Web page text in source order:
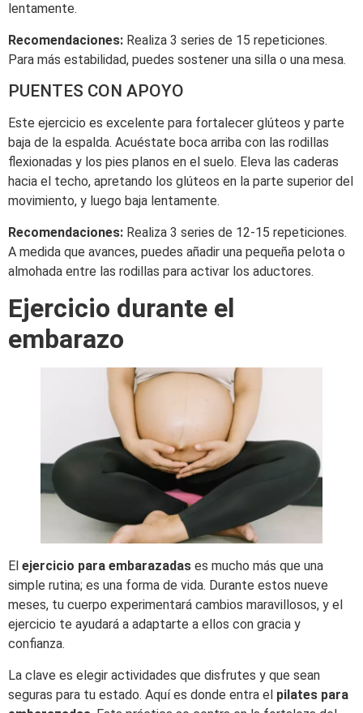
lentamente.
Recomendaciones: Realiza 3 series de 15 repeticiones.
Para más estabilidad, puedes sostener una silla o una mesa.
PUENTES CON APOYO
Este ejercicio es excelente para fortalecer glúteos y parte
baja de la espalda. Acuéstate boca arriba con las rodillas
flexionadas y los pies planos en el suelo. Eleva las caderas
hacia el techo, apretando los glúteos en la parte superior del
movimiento, y luego baja lentamente.
Recomendaciones: Realiza 3 series de 12-15 repeticiones.
A medida que avances, puedes añadir una pequeña pelota o
almohada entre las rodillas para activar los aductores.
Ejercicio durante el
embarazo
El ejercicio para embarazadas es mucho más que una
simple rutina; es una forma de vida. Durante estos nueve
meses, tu cuerpo experimentará cambios maravillosos, y el
ejercicio te ayudará a adaptarte a ellos con gracia y
confianza.
La clave es elegir actividades que disfrutes y que sean
seguras para tu estado. Aquí es donde entra el pilates para